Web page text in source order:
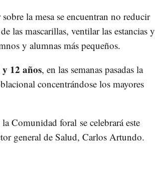
la mesa se encuentran no reducir
las mascarillas, ventilar las estancias y
y alumnas más pequeños.
12 años, en las semanas pasadas la
concentrándose los mayores
Comunidad foral se celebrará este
general de Salud, Carlos Artundo.